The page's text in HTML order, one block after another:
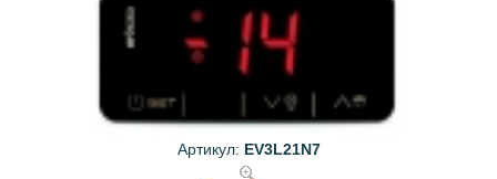
Артикул: EV3L21N7